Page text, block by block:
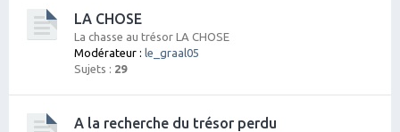
LA CHOSE
La chasse au trésor LA CHOSE
Modérateur : le_graal05
Sujets : 29
A la recherche du trésor perdu